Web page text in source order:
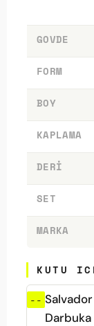
GOVDE
FORM
BOY
KAPLAMA
DERI
SET
MARKA
KUTU
Darbuka